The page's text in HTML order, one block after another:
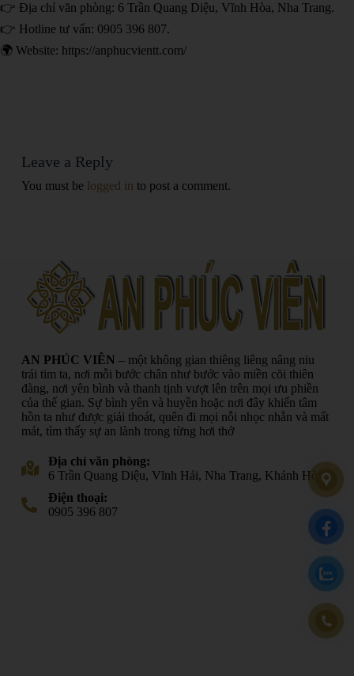
👉 Địa chỉ văn phòng: 6 Trần Quang Diệu, Vĩnh Hòa, Nha Trang.
👉 Hotline tư vấn: 0905 396 807.
🌍 Website: https://anphucvientt.com/
Leave a Reply
You must be logged in to post a comment.
AN PHÚC VIÊN – một không gian thiêng liêng nâng niu
trái tim ta, nơi mỗi bước chân như bước vào miền cõi thiên
đàng, nơi yên bình và thanh tịnh vượt lên trên mọi ưu phiền
của thế gian. Sự bình yên và huyền hoặc nơi đây khiến tâm
hồn ta như được giải thoát, quên đi mọi nỗi nhọc nhằn và mất
mát, tìm thấy sự an lành trong từng hơi thở
Địa chỉ văn phòng:
6 Trần Quang Diệu, Vĩnh Hải, Nha Trang, Khánh Hòa
Điện thoại:
0905 396 807